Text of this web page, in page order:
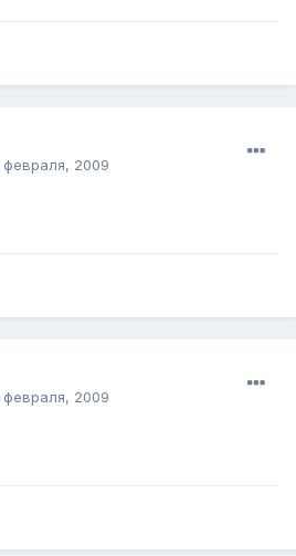
февраля, 2009
февраля, 2009